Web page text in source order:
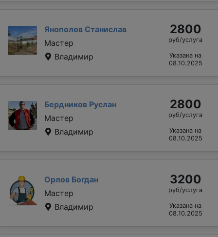
Янополов Станислав
Мастер
Владимир
2800
руб/услуга
Указана на
08.10.2025
Бердников Руслан
Мастер
Владимир
2800
руб/услуга
Указана на
08.10.2025
Орлов Богдан
Мастер
Владимир
3200
руб/услуга
Указана на
08.10.2025